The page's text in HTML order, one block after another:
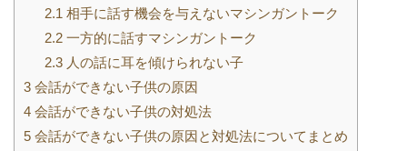
2.1 相手に話す機会を与えないマシンガントーク
2.2一方的に話すマシンガントーク
2.3人の話に耳を傾けられない子
3 会話ができない子供の原因
4 会話ができない子供の対処法
5 会話ができない子供の原因と対処法についてまとめ